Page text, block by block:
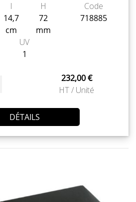
l
14,7
cm
H
72
mm
Code
718885
UV
1
232,00 €
HT / Unité
DÉTAILS